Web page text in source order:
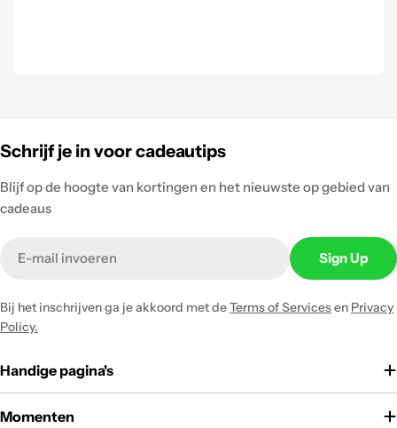
Schrijf je in voor cadeautips
Blijf op de hoogte van kortingen en het nieuwste op gebied van
cadeaus
Sign Up
Bij het inschrijven ga je akkoord met deTerms of Servicesen Privacy
Policy.
Handige pagina's
Momenten